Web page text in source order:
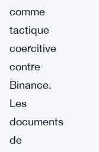
comme
tactique
coercitive
contre
Binance.
Les
documents
de